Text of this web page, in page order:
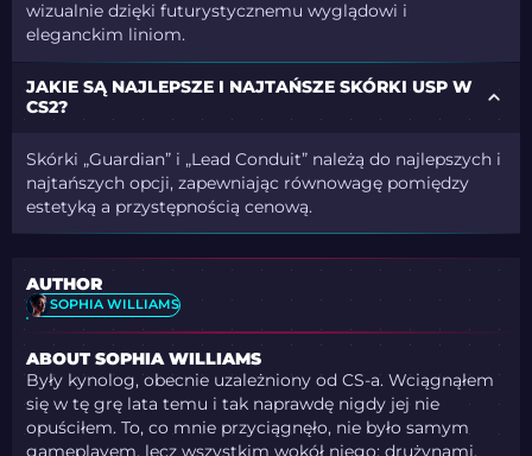
wizualnie dzięki futurystycznemu wyglądowi i
eleganckim liniom.
JAKIE SĄ NAJLEPSZE I NAJTAŃSZE SKÓRKI USP W
CS2?
Skórki „Guardian” i „Lead Conduit” należą do najlepszych i
najtańszych opcji, zapewniając równowagę pomiędzy
estetyką a przystępnością cenową.
AUTHOR
SOPHIA WILLIAMS
ABOUT SOPHIA WILLIAMS
Były kynolog, obecnie uzależniony od CS-a. Wciągnąłem
się w tę grę lata temu i tak naprawdę nigdy jej nie
opuściłem. To, co mnie przyciągnęło, nie było samym
gameplayem, lecz wszystkim wokół niego: drużynami,